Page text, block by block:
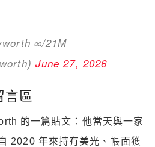
∞/21M
June 27, 2026
言區
的一篇貼文：他當天與一家
2020 年來持有美光、帳面獲